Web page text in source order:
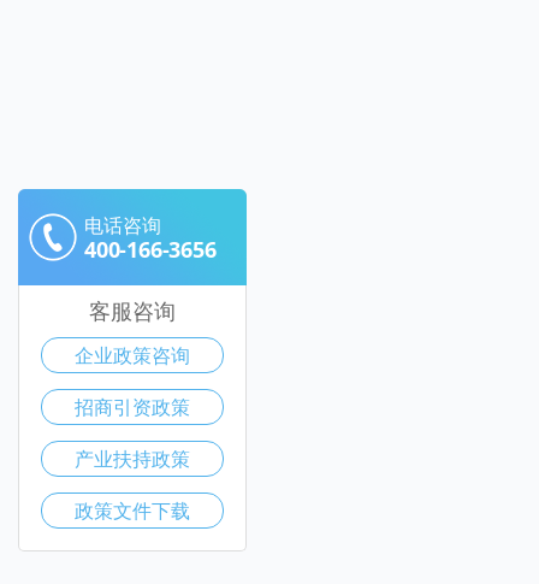
电话咨询
400-166-3656
客服咨询
企业政策咨询
招商引资政策
产业扶持政策
政策文件下载